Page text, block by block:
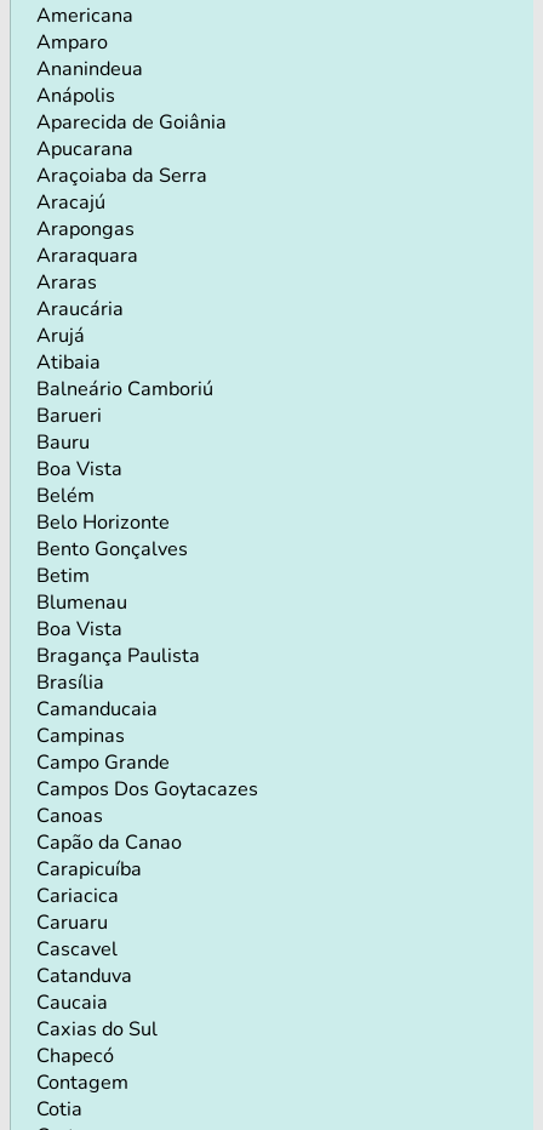
Americana
Amparo
Ananindeua
Anápolis
Aparecida de Goiânia
Apucarana
Araçoiaba da Serra
Aracajú
Arapongas
Araraquara
Araras
Araucária
Arujá
Atibaia
Balneário Camboriú
Barueri
Bauru
Boa Vista
Belém
Belo Horizonte
Bento Gonçalves
Betim
Blumenau
Boa Vista
Bragança Paulista
Brasília
Camanducaia
Campinas
Campo Grande
Campos Dos Goytacazes
Canoas
Capão da Canao
Carapicuíba
Cariacica
Caruaru
Cascavel
Catanduva
Caucaia
Caxias do Sul
Chapecó
Contagem
Cotia